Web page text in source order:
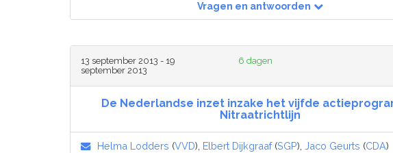
Vragen en antwoorden
13 september 2013 - 19
september 2013
6 dagen
De Nederlandse inzet inzake het vijfde
Nitraatrichtlijn
Helma Lodders (VVD), Elbert Dijkgraaf(SGP), Jaco Geurts (CDA)